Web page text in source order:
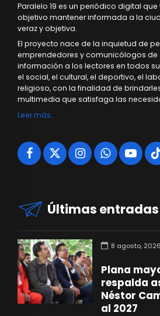
Paralelo 19 es un periódico digital
objetivo mantener informada a la
veraz y objetiva.
El proyecto nace de la inquietud de
emprendedores y comunicólogos de
información a los lectores en todos
el social, el cultural, el deportivo, el
religioso, con la finalidad de
multimedia que satisfaga las
Leer más…
Últimas entradas
8 agosto, 2026
Plana
respalda
Néstor
al 2027